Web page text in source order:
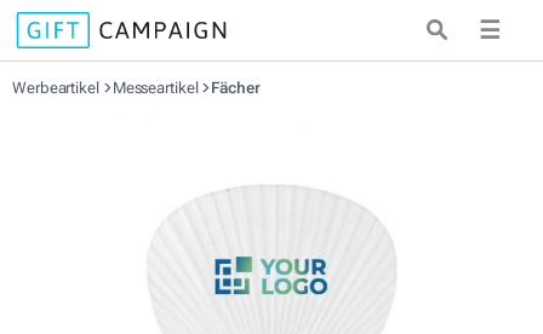
☰
Werbeartikel Messeartikel Fächer